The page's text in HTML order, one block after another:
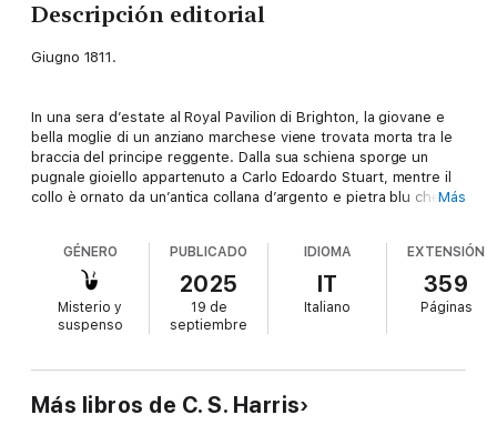
Descripción editorial
Giugno 1811.
In una sera d’estate al Royal Pavilion di Brighton, la giovane e
bella moglie di un anziano marchese viene trovata morta tra le
braccia del principe reggente. Dalla sua schiena sporge un
pugnale gioiello appartenuto a Carlo Edoardo Stuart, mentre il
collo è ornato da un’antica collana d’argento e pietra blu che si
non andò perduta in mare insieme alla sua ultima proprietaria, la
madre di Sebastian St Cyr, visconte Devlin.
Ancora tormentato dalle voci sul suo passato, Sebastian viene
scopre che il principe, ozioso e dissoluto, non è così innocente
come i suoi funzionari di corte vorrebbero far credere. Con
Más
GÉNERO
Misterio y
suspenso
PUBLICADO
2025
19 de
septiembre
IDIOMA
IT
Italiano
EXTENSIÓN
359
Páginas
Más libros de C. S. Harris